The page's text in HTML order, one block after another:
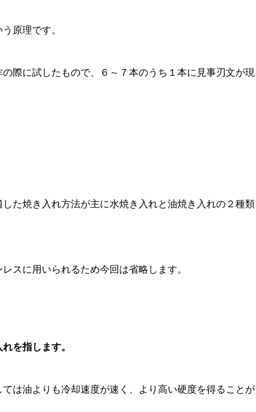
原理です。
際に試したもので、６～７本のうち１本に見事刃文が現
た焼き入れ方法が主に水焼き入れと油焼き入れの２種類
スに用いられるため今回は省略します。
を指します。
は油よりも冷却速度が速く、より高い硬度を得ることが